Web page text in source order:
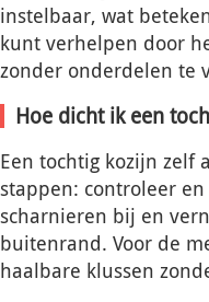
instelbaar, wat
kunt verhelpen door
zonder onderdelen te
Hoe dicht ik een
Een tochtig kozijn zelf
stappen: controleer
scharnieren bij en
buitenrand. Voor de
haalbare klussen